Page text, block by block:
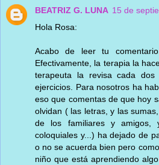
BEATRIZ G. LUNA 15 de
Hola Rosa:
Acabo de leer tu
Efectivamente, la terapia la
terapeuta la revisa cada
ejercicios. Para nosotros ha
eso que comentas de que hoy
olvidan ( las letras, y las
de los familiares y amigos,
coloquiales y...) ha dejado de
o no se acuerda bien pero
niño que está aprendiendo